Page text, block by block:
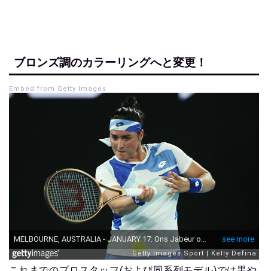
ブロンズ調のカラーリングへと変更！
Embed from Getty Images